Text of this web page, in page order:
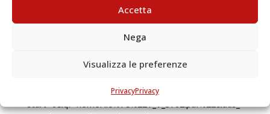
Accetta
Nega
Visualizza le preferenze
PrivacyPrivacy